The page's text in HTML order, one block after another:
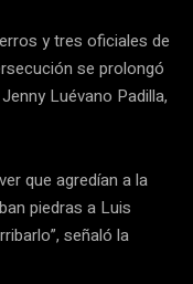
y tres oficiales de
se prolongó
Luévano Padilla,
que agredían a la
piedras a Luis
señaló la